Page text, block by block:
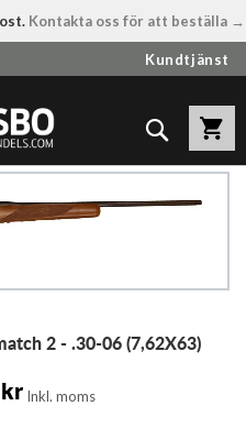
Kontakta oss för att beställa →
Kundtjänst
Sök
2 - .30-06 (7,62X63)
Inkl. moms